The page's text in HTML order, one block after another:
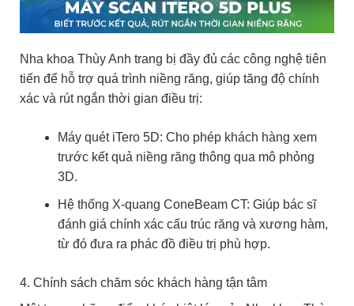
Nha khoa Thùy Anh trang bị đầy đủ các công nghệ tiên
tiến để hỗ trợ quá trình niềng răng, giúp tăng độ chính
xác và rút ngắn thời gian điều trị:
Máy quét iTero 5D: Cho phép khách hàng xem
trước kết quả niềng răng thông qua mô phỏng
3D.
Hệ thống X-quang ConeBeam CT: Giúp bác sĩ
đánh giá chính xác cấu trúc răng và xương hàm,
từ đó đưa ra phác đồ điều trị phù hợp.
4. Chính sách chăm sóc khách hàng tận tâm